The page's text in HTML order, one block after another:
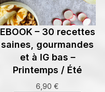
EBOOK – 30 recettes
saines, gourmandes
et à IG bas –
Printemps / Été
6,90€